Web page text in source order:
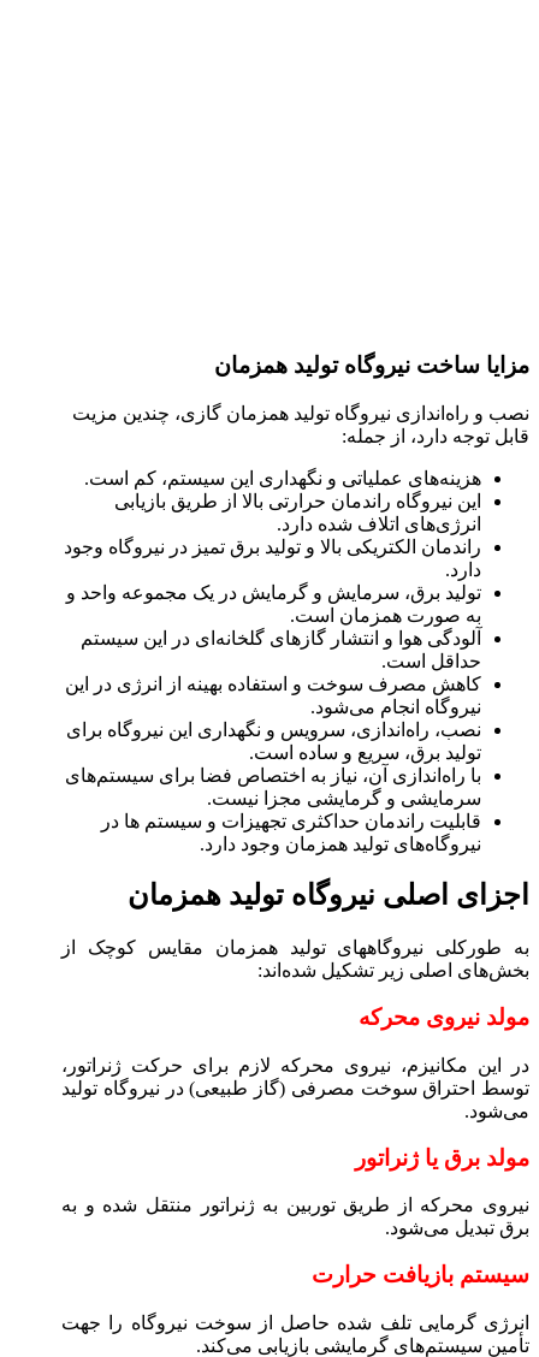
مزایا ساخت نیروگاه تولید همزمان
نصب و راه‌اندازی نیروگاه تولید همزمان گازی، چندین مزیت
قابل توجه دارد، از جمله:
هزینه‌های عملیاتی و نگهداری این سیستم، کم است.
این نیروگاه راندمان حرارتی بالا از طریق بازیابی
انرژی‌های اتلاف شده دارد.
راندمان الکتریکی بالا و تولید برق تمیز در نیروگاه وجود
دارد.
تولید برق، سرمایش و گرمایش در یک مجموعه واحد و
به صورت همزمان است.
آلودگی هوا و انتشار گاز‌های گلخانه‌ای در این سیستم
حداقل است.
کاهش مصرف سوخت و استفاده بهینه از انرژی در این
نیروگاه انجام می‌شود.
نصب، راه‌اندازی، سرویس و نگهداری این نیروگاه برای
تولید برق، سریع و ساده است.
با راه‌اندازی آن، نیاز به اختصاص فضا برای سیستم‌های
سرمایشی و گرمایشی مجزا نیست.
قابلیت راندمان حداکثری تجهیزات و سیستم ها در
نیروگاه‌های تولید همزمان وجود دارد.
اجزای اصلی نیروگاه تولید همزمان
به طورکلی نیروگاه­های تولید همزمان مقایس کوچک از
بخش‌های اصلی زیر تشکیل شده‌اند:
مولد نیروی محرکه
در این مکانیزم، نیروی محرکه لازم برای حرکت ژنراتور،
توسط احتراق سوخت مصرفی (گاز طبیعی) در نیروگاه تولید
می‌شود.
مولد برق یا ژنراتور
نیروی محرکه از طریق توربین به ژنراتور منتقل شده و به
برق تبدیل می‌شود.
سیستم بازیافت حرارت
انرژی گرمایی تلف شده حاصل از سوخت نیروگاه را جهت
تأمین سیستم‌های گرمایشی بازیابی می‌کند.